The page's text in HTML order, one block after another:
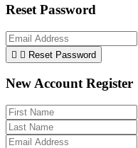
Reset Password
  Reset Password
New Account Register